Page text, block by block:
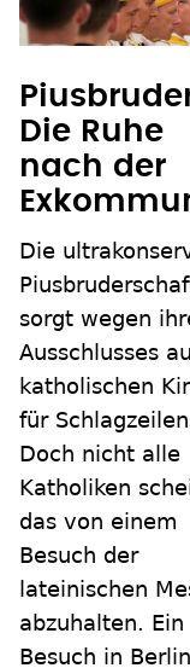
Die Ruhe
nach der
Die
sorgt wegen
Ausschlusses
katholischen
für
Doch nicht alle
Katholiken
das von einem
Besuch der
lateinischen
abzuhalten. Ein
Besuch in